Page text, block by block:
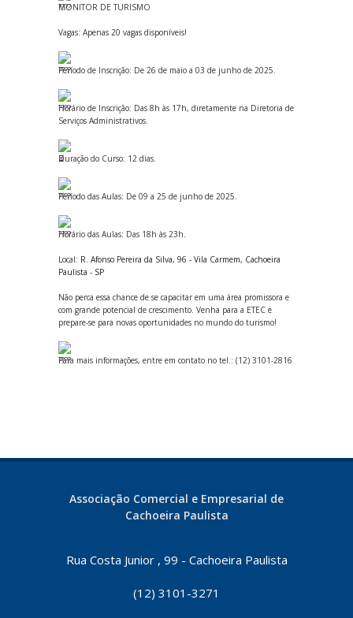
MONITOR DE TURISMO
Vagas: Apenas 20 vagas disponíveis!
Período de Inscrição: De 26 de maio a 03 de junho de 2025.
Horário de Inscrição: Das 8h às 17h, diretamente na Diretoria de
Serviços Administrativos.
Duração do Curso: 12 dias.
Período das Aulas: De 09 a 25 de junho de 2025.
Horário das Aulas: Das 18h às 23h.
Local: R. Afonso Pereira da Silva, 96 - Vila Carmem, Cachoeira
Paulista - SP
Não perca essa chance de se capacitar em uma área promissora e
com grande potencial de crescimento. Venha para a ETEC e
prepare-se para novas oportunidades no mundo do turismo!
Para mais informações, entre em contato no tel.: (12) 3101-2816
Associação Comercial e Empresarial de
Cachoeira Paulista
Rua Costa Junior , 99 - Cachoeira Paulista
(12) 3101-3271